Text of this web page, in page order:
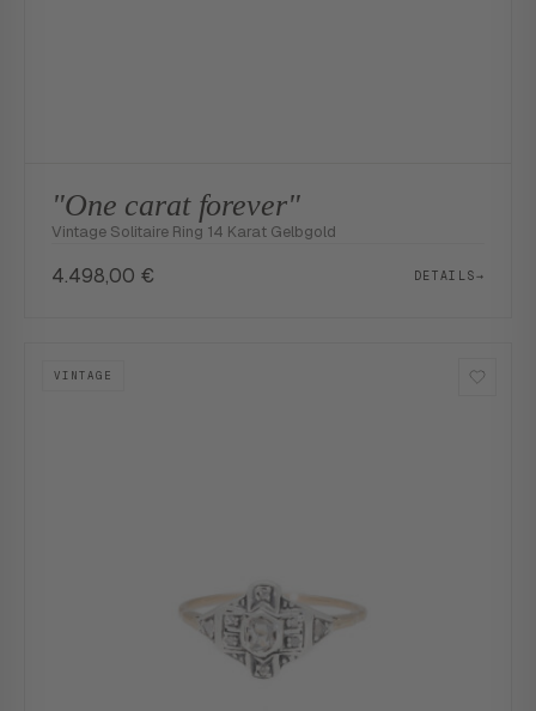
"One carat forever"
Vintage Solitaire Ring 14 Karat Gelbgold
4.498,00 € DETAILS→
VINTAGE